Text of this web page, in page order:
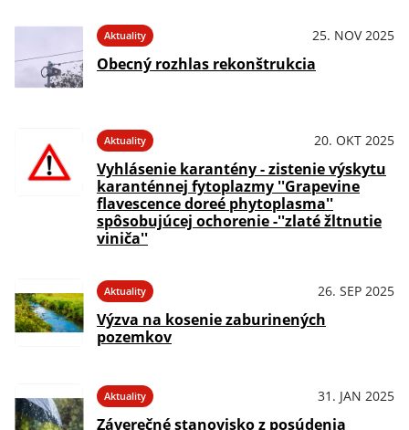
Aktuality 25. NOV 2025
Obecný rozhlas rekonštrukcia
Aktuality 20. OKT 2025
Vyhlásenie karantény - zistenie výskytu
karanténnej fytoplazmy ''Grapevine
flavescence doreé phytoplasma''
spôsobujúcej ochorenie -''zlaté žltnutie
viniča''
Aktuality 26. SEP 2025
Výzva na kosenie zaburinených
pozemkov
Aktuality 31. JAN 2025
Záverečné stanovisko z posúdenia